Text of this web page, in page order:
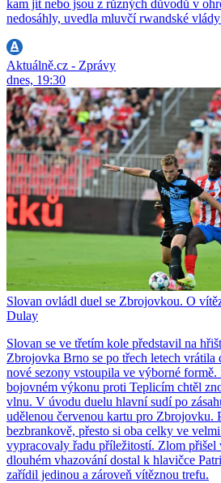
kam jít nebo jsou z různých důvodů v
nedosáhly, uvedla mluvčí rwandské
Aktuálně.cz - Zprávy
dnes, 19:30
Slovan ovládl duel se Zbrojovkou. O
Dulay
Slovan se ve třetím kole představil na
Zbrojovka Brno se po třech letech vrátila
nové sezony vstoupila ve výborné formě.
bojovném výkonu proti Teplicím chtěl
vlnu. V úvodu duelu hlavní sudí po
udělenou červenou kartu pro Zbrojovku.
bezbrankově, přesto si oba celky ve
vypracovaly řadu příležitostí. Zlom přišel
dlouhém vhazování dostal k hlavičce
zařídil jedinou a zároveň vítěznou trefu.